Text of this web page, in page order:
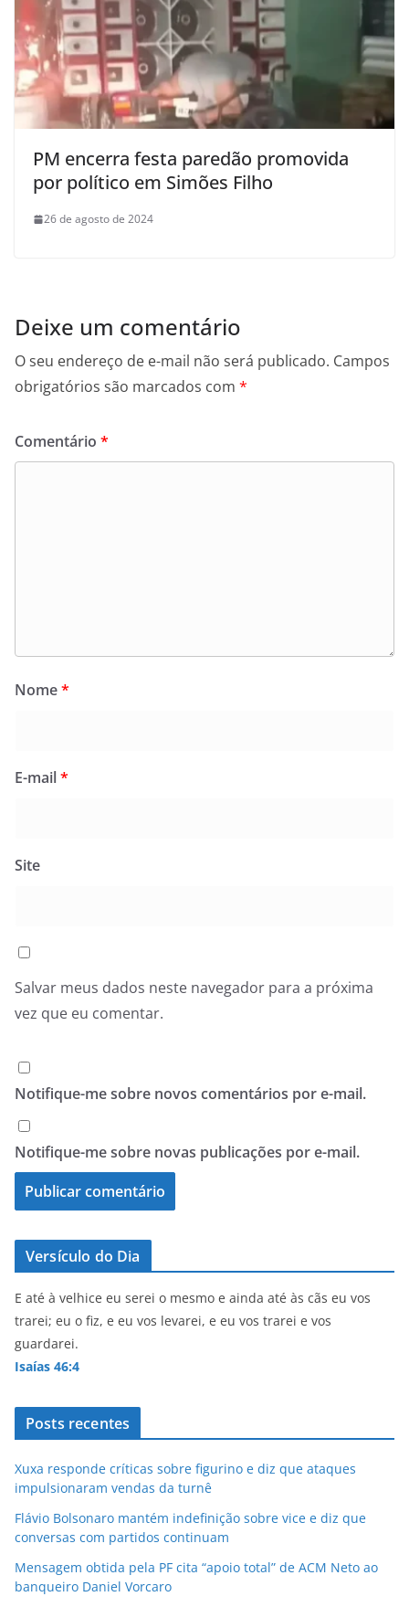
PM encerra festa paredão promovida
por político em Simões Filho
26 de agosto de 2024
Deixe um comentário
O seu endereço de e-mail não será publicado. Campos
obrigatórios são marcados com *
Comentário *
Nome*
E-mail*
Site
Salvar meus dados neste navegador para a próxima
vez que eu comentar.
Notifique-me sobre novos comentários por e-mail.
Notifique-me sobre novas publicações por e-mail.
Versículo do Dia
E até à velhice eu serei o mesmo e ainda até às cãs eu vos
trarei; eu o fiz, e eu vos levarei, e eu vos trarei e vos
guardarei.
Isaías 46:4
Posts recentes
Xuxa responde críticas sobre figurino e diz que ataques
impulsionaram vendas da turnê
Flávio Bolsonaro mantém indefinição sobre vice e diz que
conversas com partidos continuam
Mensagem obtida pela PF cita “apoio total” de ACM Neto ao
banqueiro Daniel Vorcaro